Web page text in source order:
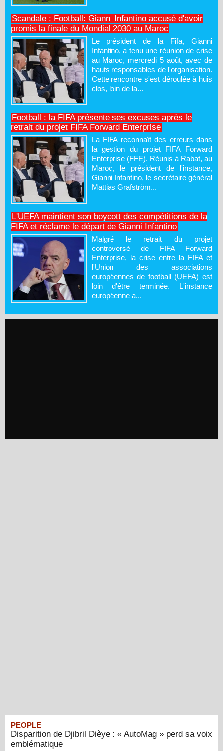
Scandale : Football: Gianni Infantino accusé d'avoir
promis la finale du Mondial 2030 au Maroc
Le président de la Fifa, Gianni
Infantino, a tenu une réunion de crise
au Maroc, mercredi 5 août, avec de
hauts responsables de l'organisation.
Cette rencontre s'est déroulée à huis
clos, loin de la...
Football : la FIFA présente ses excuses après le
retrait du projet FIFA Forward Enterprise
La FIFA reconnaît des erreurs dans
la gestion du projet FIFA Forward
Enterprise (FFE). Réunis à Rabat, au
Maroc, le président de l'instance,
Gianni Infantino, le secrétaire général
Mattias Grafström...
L'UEFA maintient son boycott des compétitions de la
FIFA et réclame le départ de Gianni Infantino
Malgré le retrait du projet
controversé de FIFA Forward
Enterprise, la crise entre la FIFA et
l'Union des associations
européennes de football (UEFA) est
loin d'être terminée. L'instance
européenne a...
PEOPLE
Disparition de Djibril Dièye : « AutoMag » perd sa voix
emblématique